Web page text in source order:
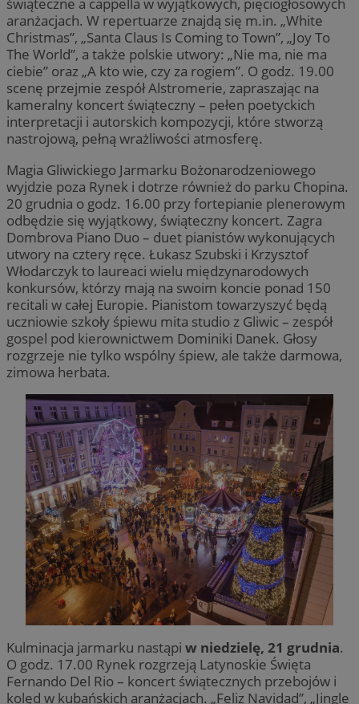
świąteczne a cappella w wyjątkowych, pięciogłosowych
aranżacjach. W repertuarze znajdą się m.in. „White
Christmas”, „Santa Claus Is Coming to Town”, „Joy To
The World”, a także polskie utwory: „Nie ma, nie ma
ciebie” oraz „A kto wie, czy za rogiem”. O godz. 19.00
scenę przejmie zespół Alstromerie, zapraszając na
kameralny koncert świąteczny – pełen poetyckich
interpretacji i autorskich kompozycji, które stworzą
nastrojową, pełną wrażliwości atmosferę.
Magia Gliwickiego Jarmarku Bożonarodzeniowego
wyjdzie poza Rynek i dotrze również do parku Chopina.
20 grudnia o godz. 16.00 przy fortepianie plenerowym
odbędzie się wyjątkowy, świąteczny koncert. Zagra
Dombrova Piano Duo – duet pianistów wykonujących
utwory na cztery ręce. Łukasz Szubski i Krzysztof
Włodarczyk to laureaci wielu międzynarodowych
konkursów, którzy mają na swoim koncie ponad 150
recitali w całej Europie. Pianistom towarzyszyć będą
uczniowie szkoły śpiewu mita studio z Gliwic – zespół
gospel pod kierownictwem Dominiki Danek. Głosy
rozgrzeje nie tylko wspólny śpiew, ale także darmowa,
zimowa herbata.
Kulminacja jarmarku nastąpi w niedzielę, 21 grudnia.
O godz. 17.00 Rynek rozgrzeją Latynoskie Święta
Fernando Del Rio – koncert świątecznych przebojów i
kolęd w kubańskich aranżacjach. „Feliz Navidad”, „Jingle